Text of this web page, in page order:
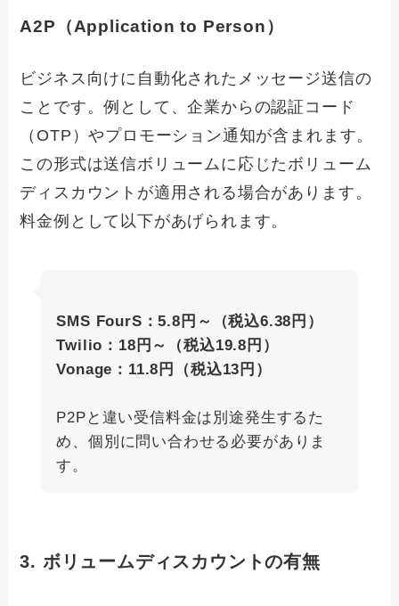
A2P（Application to Person）
ビジネス向けに自動化されたメッセージ送信の
ことです。例として、企業からの認証コード
（OTP）やプロモーション通知が含まれます。
この形式は送信ボリュームに応じたボリューム
ディスカウントが適用される場合があります。
料金例として以下があげられます。
SMS FourS：5.8円～（税込6.38円）
Twilio：18円～（税込19.8円）
Vonage：11.8円（税込13円）
P2Pと違い受信料金は別途発生するた
め、個別に問い合わせる必要がありま
す。
3. ボリュームディスカウントの有無